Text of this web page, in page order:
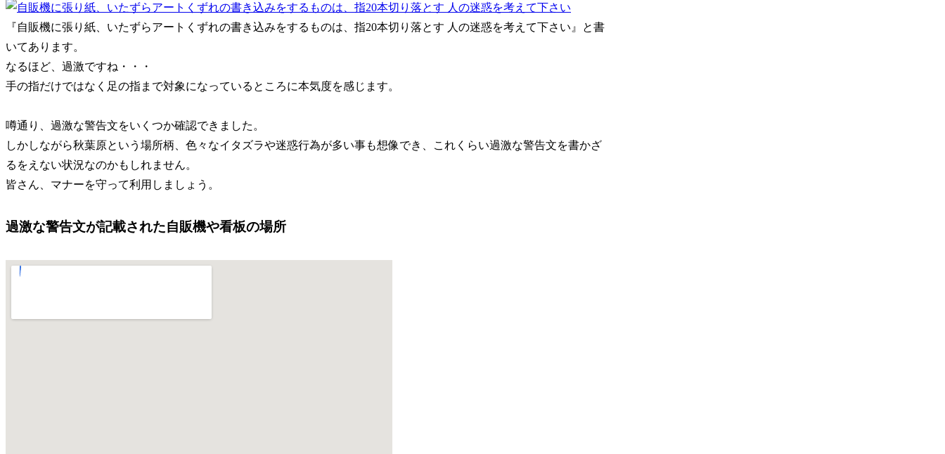
『自販機に張り紙、いたずらアートくずれの書き込みをするものは、指20本切り落とす 人の迷惑を考えて下さい』と書
いてあります。
なるほど、過激ですね・・・
手の指だけではなく足の指まで対象になっているところに本気度を感じます。
噂通り、過激な警告文をいくつか確認できました。
しかしながら秋葉原という場所柄、色々なイタズラや迷惑行為が多い事も想像でき、これくらい過激な警告文を書かざ
るをえない状況なのかもしれません。
皆さん、マナーを守って利用しましょう。
過激な警告文が記載された自販機や看板の場所